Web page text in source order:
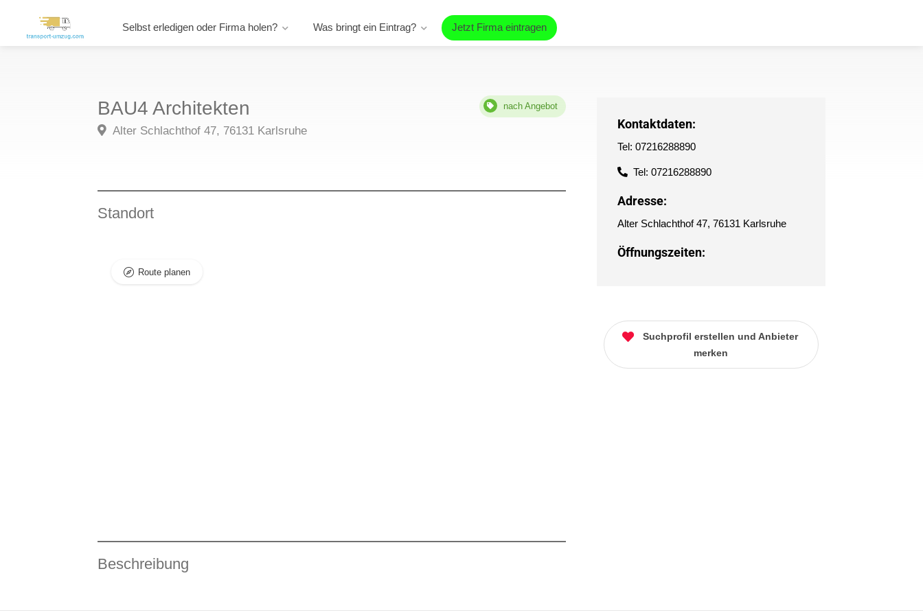
Selbst erledigen oder Firma holen? Was bringt ein Eintrag? Jetzt Firma eintragen
BAU4 Architekten nach Angebot
Alter Schlachthof 47, 76131 Karlsruhe
Standort
Route planen
Beschreibung
Kontaktdaten:
Tel: 07216288890
Tel: 07216288890
Adresse:
Alter Schlachthof 47, 76131 Karlsruhe
Öffnungszeiten:
Suchprofil erstellen und Anbieter
merken